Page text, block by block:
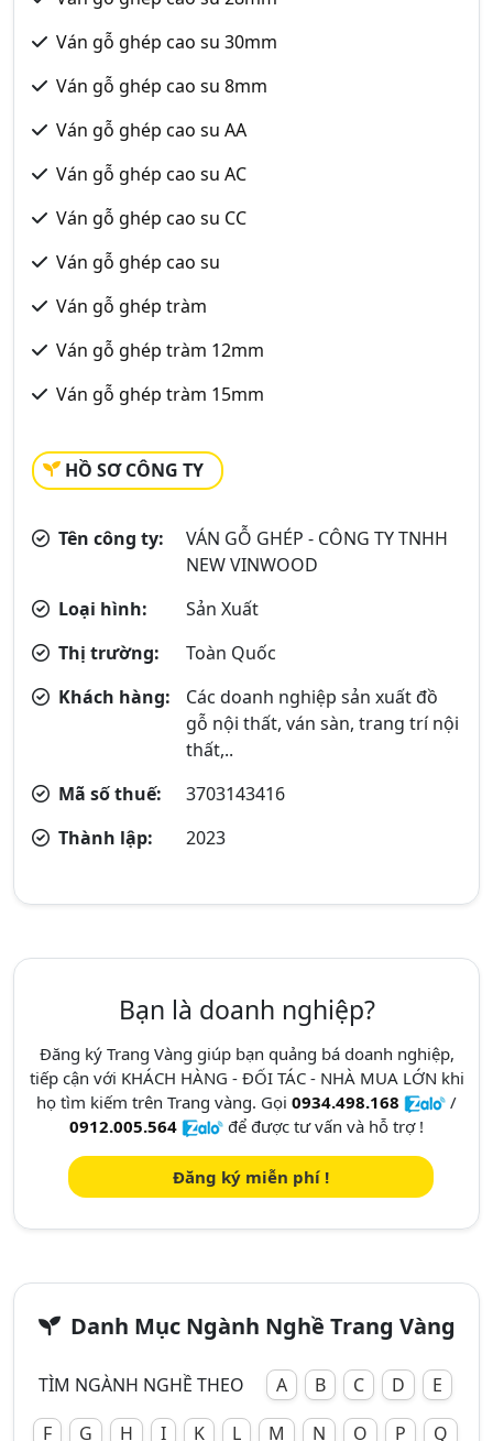
Ván gỗ ghép cao su 30mm
Ván gỗ ghép cao su 8mm
Ván gỗ ghép cao su AA
Ván gỗ ghép cao su AC
Ván gỗ ghép cao su CC
Ván gỗ ghép cao su
Ván gỗ ghép tràm
Ván gỗ ghép tràm 12mm
Ván gỗ ghép tràm 15mm
HỒ SƠ CÔNG TY
Tên công ty:
VÁN GỖ GHÉP - CÔNG TY TNHH
NEW VINWOOD
Loại hình:
Sản Xuất
Thị trường:
Toàn Quốc
Khách hàng:
Các doanh nghiệp sản xuất đồ
gỗ nội thất, ván sàn, trang trí nội
thất,..
Mã số thuế:
3703143416
Thành lập:
2023
Bạn là doanh nghiệp?
Đăng ký Trang Vàng giúp bạn quảng bá doanh nghiệp,
tiếp cận với KHÁCH HÀNG - ĐỐI TÁC - NHÀ MUA LỚN khi
họ tìm kiếm trên Trang vàng. Gọi 0934.498.168
/
0912.005.564
để được tư vấn và hỗ trợ !
Đăng ký miễn phí !
Danh Mục Ngành Nghề Trang Vàng
TÌM NGÀNH NGHỀ THEO A B C D
E
F
G H I K L M N O P Q